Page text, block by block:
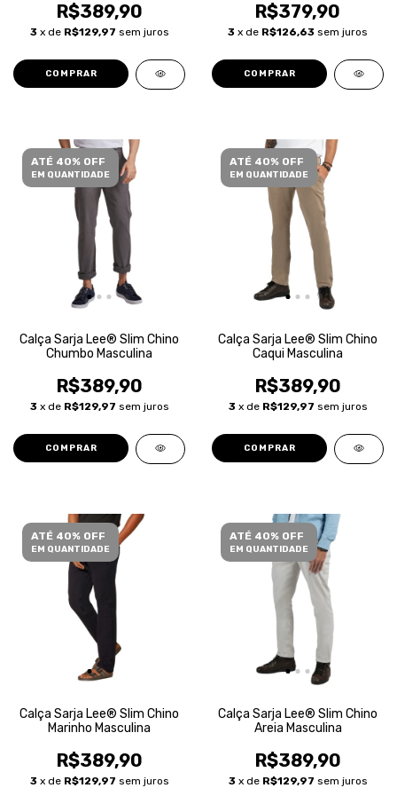
R$389,90
3 x de R$129,97 sem juros
COMPRAR
R$379,90
3 x de R$126,63 sem juros
COMPRAR
ATÉ 40% OFF
EM QUANTIDADE
Calça Sarja Lee® Slim Chino
Chumbo Masculina
R$389,90
3 x de R$129,97 sem juros
COMPRAR
ATÉ 40% OFF
EM QUANTIDADE
Calça Sarja Lee® Slim Chino
Caqui Masculina
R$389,90
3 x de R$129,97 sem juros
COMPRAR
ATÉ 40% OFF
EM QUANTIDADE
Calça Sarja Lee® Slim Chino
Marinho Masculina
R$389,90
3 x de R$129,97 sem juros
ATÉ 40% OFF
EM QUANTIDADE
Calça Sarja Lee® Slim Chino
Areia Masculina
R$389,90
3 x de R$129,97 sem juros